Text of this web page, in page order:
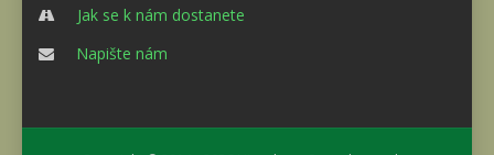
Jak se k nám dostanete
Napište nám